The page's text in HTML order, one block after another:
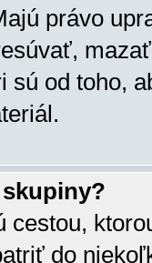
právo
sú od toho,
cestou,
do